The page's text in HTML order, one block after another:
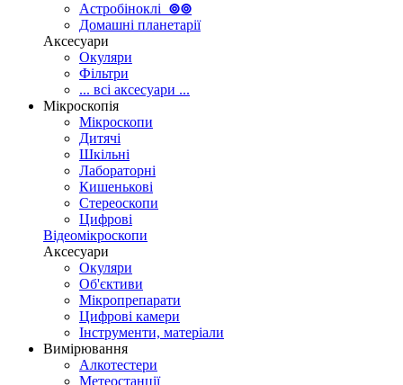
Астробіноклі ⊚⊚
Домашні планетарії
Аксесуари
Окуляри
Фільтри
... всі аксесуари ...
Мікроскопія
Мікроскопи
Дитячі
Шкільні
Лабораторні
Кишенькові
Стереоскопи
Цифрові
Відеомікроскопи
Аксесуари
Окуляри
Об'єктиви
Мікропрепарати
Цифрові камери
Інструменти, матеріали
Вимірювання
Алкотестери
Метеостанції